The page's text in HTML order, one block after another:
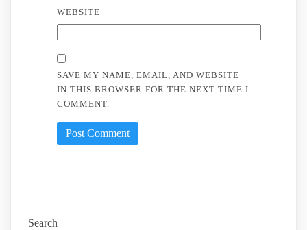
WEBSITE
SAVE MY NAME, EMAIL, AND WEBSITE
IN THIS BROWSER FOR THE NEXT TIME I
COMMENT.
Search